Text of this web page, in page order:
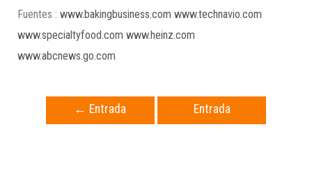
Fuentes : www.bakingbusiness.com www.technavio.com
www.specialtyfood.com www.heinz.com
www.abcnews.go.com
← Entrada
Entrada